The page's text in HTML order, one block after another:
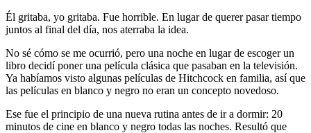
Él gritaba, yo gritaba. Fue horrible. En lugar de querer pasar tiempo
juntos al final del día, nos aterraba la idea.
No sé cómo se me ocurrió, pero una noche en lugar de escoger un
libro decidí poner una película clásica que pasaban en la televisión.
Ya habíamos visto algunas películas de Hitchcock en familia, así que
las películas en blanco y negro no eran un concepto novedoso.
Ese fue el principio de una nueva rutina antes de ir a dormir: 20
minutos de cine en blanco y negro todas las noches. Resultó que